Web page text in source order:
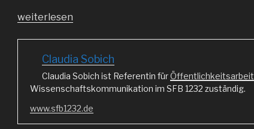
„Learning
weiterlesen
Claudia Sobich
Claudia Sobich ist Referentin fürÖffentlichkeitsarbeit
Wissenschaftskommunikation im SFB 1232 zuständig.
www.sfb1232.de